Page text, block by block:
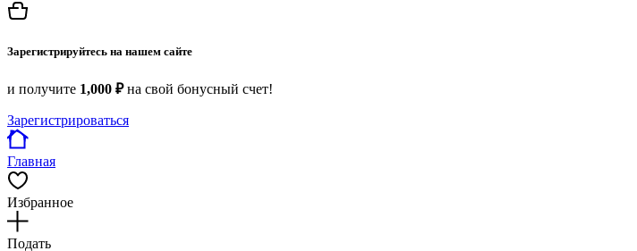
Зарегистрируйтесь на нашем сайте
и получите 1,000 ₽на свой бонусный счет!
Зарегистрироваться
Главная
Избранное
Подать